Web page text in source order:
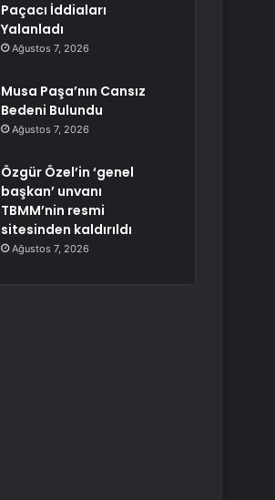
Paçacı İddiaları
Yalanladı
Ağustos 7, 2026
Musa Paşa’nın Cansız
Bedeni Bulundu
Ağustos 7, 2026
Özgür Özel’in ‘genel
başkan’ unvanı
TBMM’nin resmi
sitesinden kaldırıldı
Ağustos 7, 2026